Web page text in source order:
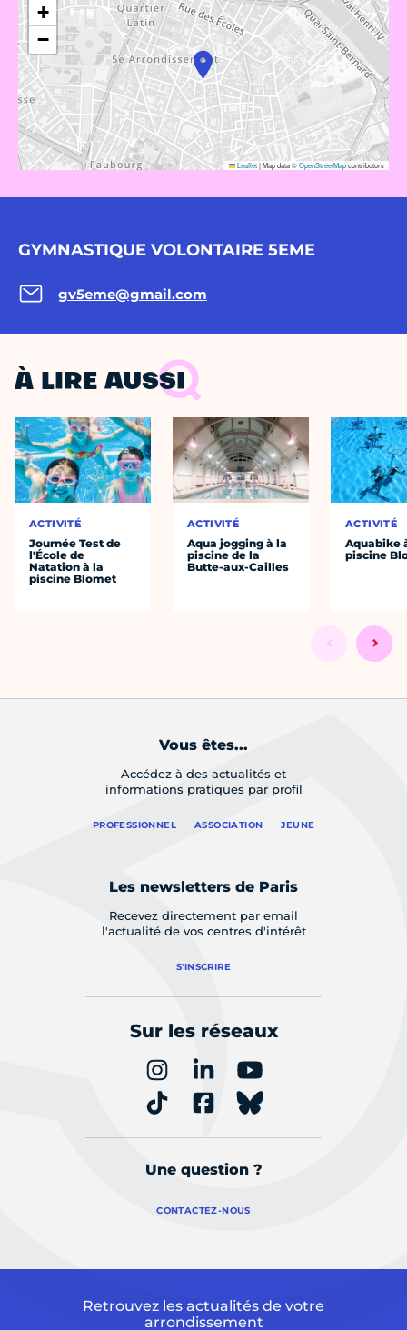
+
−
Leaflet|Map data ©OpenStreetMapcontributors
GYMNASTIQUE VOLONTAIRE 5EME
gv5eme@gmail.com
À LIRE AUSSI
ACTIVITÉ
Journée Test de
l'École de
Natation à la
piscine Blomet
ACTIVITÉ
Aqua jogging à la
piscine de la
Butte-aux-Cailles
ACTIVITÉ
Aquabike
piscine
Vous êtes...
Accédez à des actualités et
informations pratiques par profil
PROFESSIONNEL ASSOCIATION JEUNE
Les newsletters de Paris
Recevez directement par email
l'actualité de vos centres d'intérêt
S'INSCRIRE
Sur les réseaux
Une question ?
CONTACTEZ-NOUS
Retrouvez les actualités de votre
arrondissement